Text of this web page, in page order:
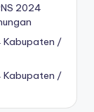
2024
Kabupaten /
Kabupaten /